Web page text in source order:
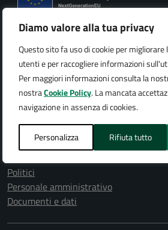
Diamo valore alla tua privacy
Questo sito fa uso di cookie per migliorare
utenti e per raccogliere informazioni
Per maggiori informazioni consulta la
nostraCookie Policy. La mancata
navigazione in assenza di cookies.
Personalizza Rifiuta tutto
Città di Arona
AMMINISTRAZIONE
Organi di governo
Aree amministrative
Politici
Personale amministrativo
Documenti e dati